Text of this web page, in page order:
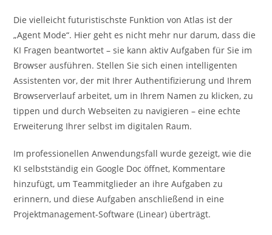
Die vielleicht futuristischste Funktion von Atlas ist der
„Agent Mode“. Hier geht es nicht mehr nur darum, dass die
KI Fragen beantwortet – sie kann aktiv Aufgaben für Sie im
Browser ausführen. Stellen Sie sich einen intelligenten
Assistenten vor, der mit Ihrer Authentifizierung und Ihrem
Browserverlauf arbeitet, um in Ihrem Namen zu klicken, zu
tippen und durch Webseiten zu navigieren – eine echte
Erweiterung Ihrer selbst im digitalen Raum.
Im professionellen Anwendungsfall wurde gezeigt, wie die
KI selbstständig ein Google Doc öffnet, Kommentare
hinzufügt, um Teammitglieder an ihre Aufgaben zu
erinnern, und diese Aufgaben anschließend in eine
Projektmanagement-Software (Linear) überträgt.